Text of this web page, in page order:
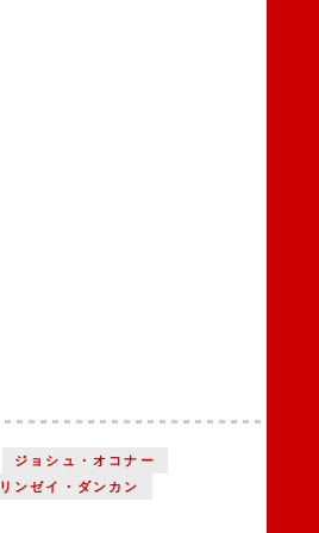
ジョシュ・オコナー
リンゼイ・ダンカン